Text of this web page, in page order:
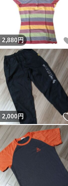
2,880円
2,000円